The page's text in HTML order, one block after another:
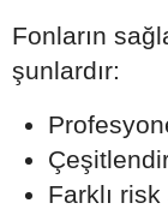
Fonların
şunlardır:
Farklı